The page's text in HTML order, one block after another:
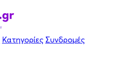
Κατηγορίες Συνδρομές